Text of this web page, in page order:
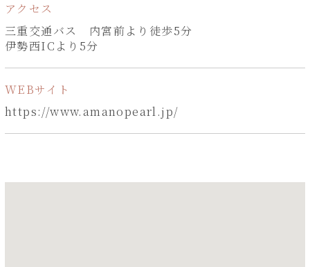
アクセス
三重交通バス 内宮前より徒歩5分
伊勢西ICより5分
WEBサイト
https://www.amanopearl.jp/